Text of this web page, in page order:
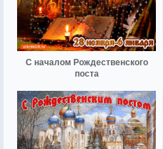
С началом Рождественского
поста